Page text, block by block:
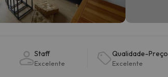
Staff
Excelente
Qualidade-Preço
Excelente